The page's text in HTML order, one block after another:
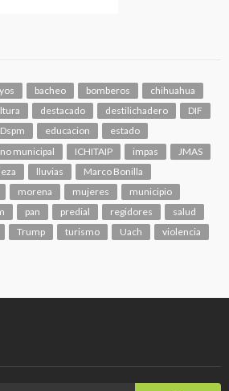
bacheo bomberos
chihuahua
destacado destilichadero
DIF
Dspm educacion
estado
municipal ICHITAIP impas
JMAS
lluvias
Marco Bonilla
morena mujeres
municipio
pan predial regidores
salud
Trump turismo Uach violencia